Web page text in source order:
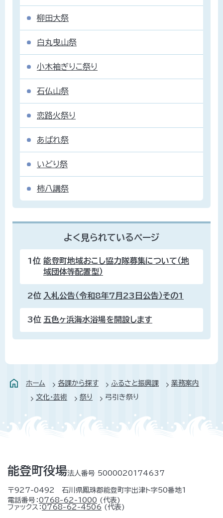
柳田大祭
白丸曳山祭
小木袖ぎりこ祭り
石仏山祭
恋路火祭り
あばれ祭
いどり祭
柿八講祭
よく見られているページ
1位 能登町地域おこし協力隊募集について（地
域団体等配置型）
2位 入札公告（令和8年7月23日公告）その1
3位 五色ヶ浜海水浴場を開設します
ホーム 各課から探す ふるさと振興課
業務案内
文化・芸術
祭り 弓引き祭り
能登町役場法人番号 5000020174637
〒927-0492 石川県鳳珠郡能登町宇出津ト字50番地1
電話番号：0768-62-1000 (代表)
ファックス：0768-62-4506 (代表)